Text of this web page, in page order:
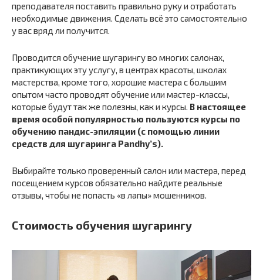
преподавателя поставить правильно руку и отработать
необходимые движения. Сделать всё это самостоятельно
у вас вряд ли получится.
Проводится обучение шугарингу во многих салонах,
практикующих эту услугу, в центрах красоты, школах
мастерства, кроме того, хорошие мастера с большим
опытом часто проводят обучение или мастер-классы,
которые будут так же полезны, как и курсы. В настоящее
время особой популярностью пользуются курсы по
обучению пандис-эпиляции (с помощью линии
средств для шугаринга Pandhy’s).
Выбирайте только проверенный салон или мастера, перед
посещением курсов обязательно найдите реальные
отзывы, чтобы не попасть «в лапы» мошенников.
Стоимость обучения шугарингу